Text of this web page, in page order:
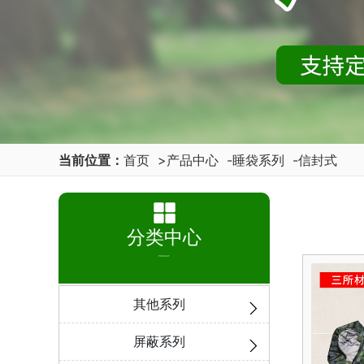
当前位置： 首页 >产品中心 -睡袋系列 -信封式
分类中心
PRODUCT
其他系列
屏蔽系列